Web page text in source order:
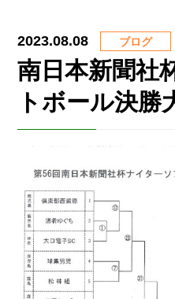
2023.08.08 ブログ
南日本新聞社
トボール決勝
施
お
求人情報